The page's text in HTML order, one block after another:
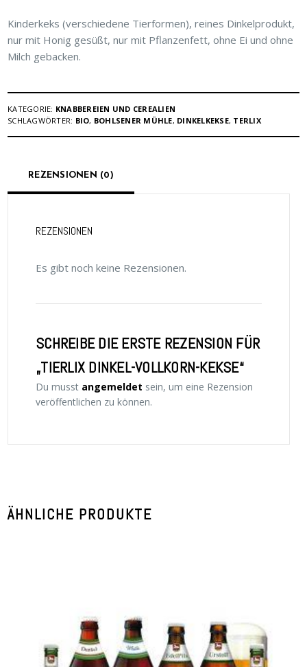
Kinderkeks (verschiedene Tierformen), reines Dinkelprodukt,
nur mit Honig gesüßt, nur mit Pflanzenfett, ohne Ei und ohne
Milch gebacken.
KATEGORIE: KNABBEREIEN UND CEREALIEN
SCHLAGWÖRTER: BIO, BOHLSENER MÜHLE, DINKELKEKSE, TERLIX
REZENSIONEN (0)
REZENSIONEN
Es gibt noch keine Rezensionen.
SCHREIBE DIE ERSTE REZENSION FÜR
„TIERLIX DINKEL-VOLLKORN-KEKSE“
Du musst angemeldet sein, um eine Rezension
veröffentlichen zu können.
ÄHNLICHE PRODUKTE